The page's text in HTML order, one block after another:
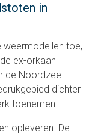
in
weermodellen toe,
ex-orkaan
de Noordzee
dichter
toenemen.
opleveren. De